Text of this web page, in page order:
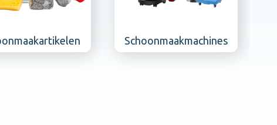
Schoonmaakmachines